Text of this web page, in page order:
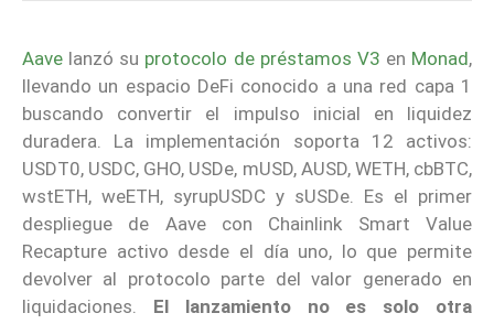
Aave lanzó su protocolo de préstamos V3 en Monad,
llevando un espacio DeFi conocido a una red capa 1
buscando convertir el impulso inicial en liquidez
duradera. La implementación soporta 12 activos:
USDT0, USDC, GHO, USDe, mUSD, AUSD, WETH, cbBTC,
wstETH, weETH, syrupUSDC y sUSDe. Es el primer
despliegue de Aave con Chainlink Smart Value
Recapture activo desde el día uno, lo que permite
devolver al protocolo parte del valor generado en
liquidaciones. El lanzamiento no es solo otra